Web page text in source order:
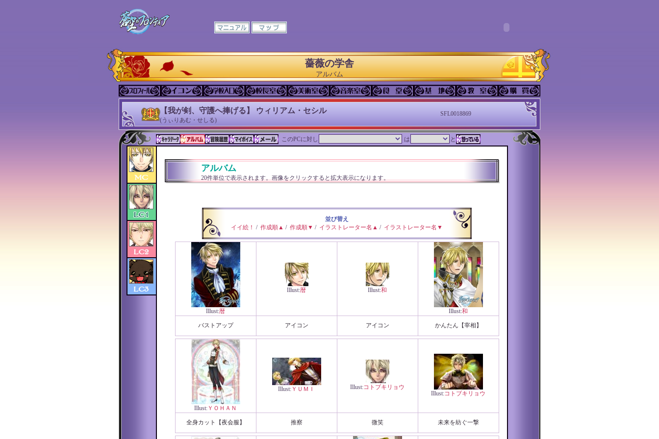
薔薇の学舎
アルバム
【我が剣、守護へ捧げる】 ウィリアム・セシル
(うぃりあむ・せしる)
SFL0018869
このPCに対し は と
アルバム
20件単位で表示されます。画像をクリックすると拡大表示になります。
並び替え
イイ絵！ / 作成順▲ / 作成順▼ / イラストレーター名▲ / イラストレーター名▼
Illust:暦
Illust:暦 Illust:和
Illust:和
バストアップ アイコン アイコン かんたん【宰相】
Illust: ＹＯＨＡＮ
Illust: ＹＵＭＩ Illust:コトブキリョウ
Illust:コトブキリョウ
全身カット【夜会服】 推察 微笑 未来を紡ぐ一撃